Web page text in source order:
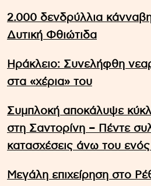
2.000 δενδρύλλια
Δυτική Φθιώτιδα
Ηράκλειο: Συνελήφθη
στα «χέρια» του
Συμπλοκή αποκάλυψε
στη Σαντορίνη – Πέντε
κατασχέσεις άνω του
Μεγάλη επιχείρηση στο